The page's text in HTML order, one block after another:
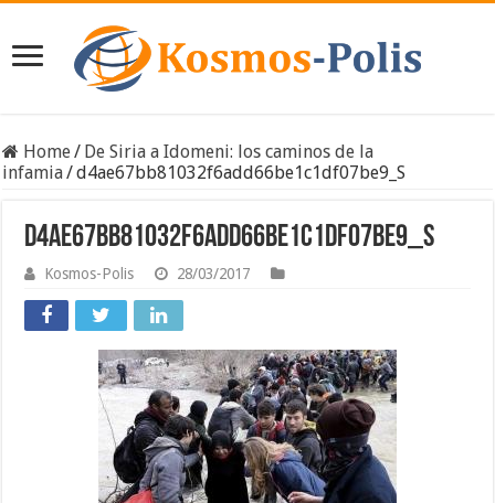
Home/ De Siria a Idomeni: los caminos de la
infamia/d4ae67bb81032f6add66be1c1df07be9_S
d4ae67bb81032f6add66be1c1df07be9_S
Kosmos-Polis 28/03/2017